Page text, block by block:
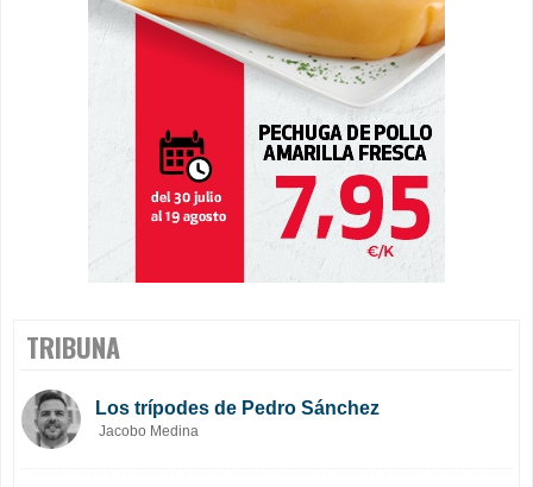
TRIBUNA
Los trípodes de Pedro Sánchez
Jacobo Medina